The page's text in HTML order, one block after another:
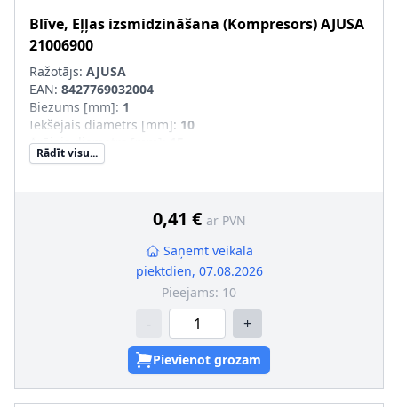
Blīve, Eļļas izsmidzināšana (Kompresors)AJUSA
21006900
Ražotājs: AJUSA
EAN: 8427769032004
Biezums [mm]: 1
Iekšējais diametrs [mm]: 10
Ārējais diametrs [mm]
Rādīt visu...
0,41 € ar PVN
Saņemt veikalā
piektdien, 07.08.2026
Pieejams: 10
- +
Pievienot grozam